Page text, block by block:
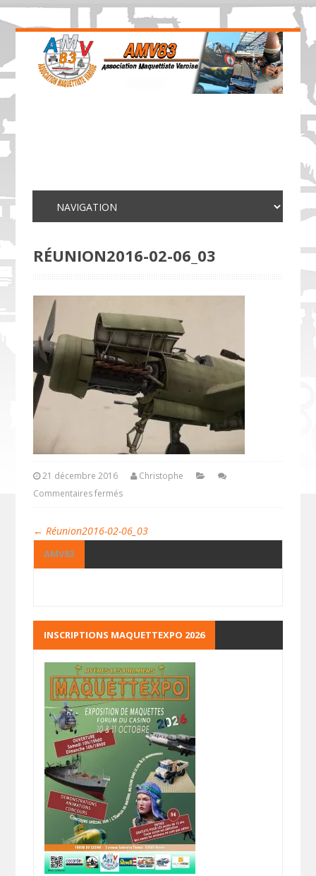
RÉUNION2016-02-06_03
21 décembre 2016
Christophe
Commentaires fermés
← Réunion2016-02-06_03
AMV83
INSCRIPTIONS MAQUETTEXPO 2026